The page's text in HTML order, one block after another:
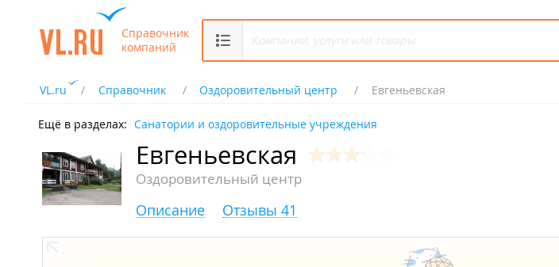
Справочник
компаний
VL.ru Справочник Оздоровительный центр Евгеньевская
Ещё в разделах: Санатории и оздоровительные учреждения
Евгеньевская
Оздоровительный центр
Описание Отзывы 41